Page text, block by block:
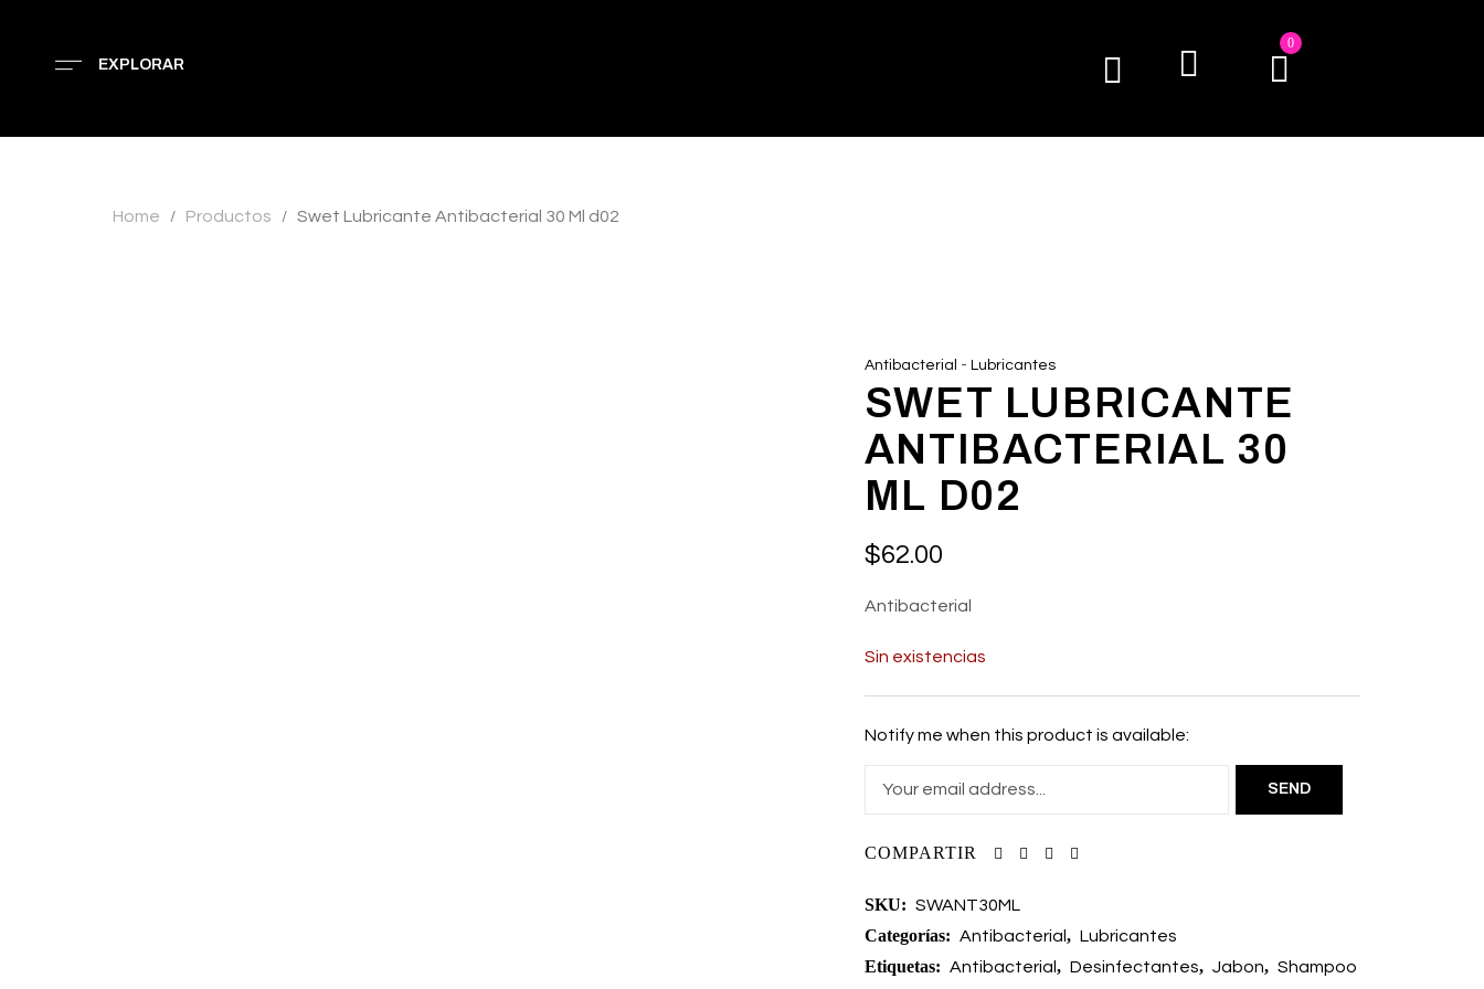
EXPLORAR
0
Home / Productos / Swet Lubricante Antibacterial 30 Ml d02
Antibacterial - Lubricantes
SWET LUBRICANTE
ANTIBACTERIAL 30
ML D02
$62.00
Antibacterial
Sin existencias
Notify me when this product is available:
COMPARTIR
SKU: SWANT30ML
Categorías: Antibacterial , Lubricantes
Etiquetas: Antibacterial , Desinfectantes, Jabon, Shampoo